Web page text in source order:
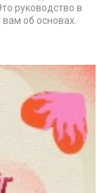
руководство в
об основах.